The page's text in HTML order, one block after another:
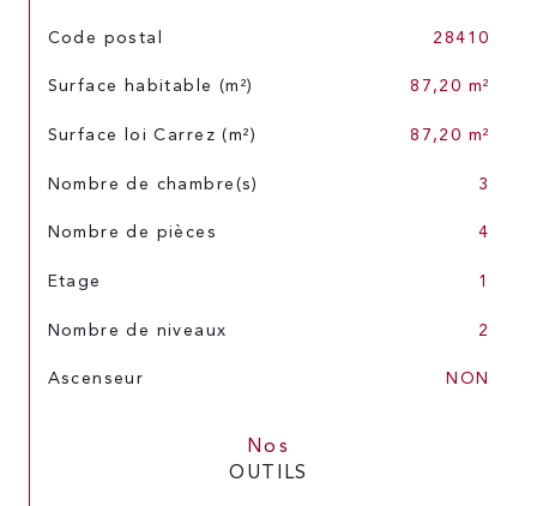
TRAD_SIROCCO_Caracteristique
Code postal 28410
Surface habitable (m²) 87,20 m²
Surface loi Carrez (m²) 87,20 m²
Nombre de chambre(s) 3
Nombre de pièces 4
Etage 1
Nombre de niveaux 2
Ascenseur NON
Nos
OUTILS